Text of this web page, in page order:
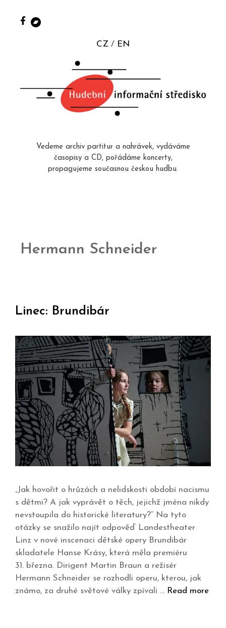
CZ EN
Vedeme archiv partitur a nahrávek, vydáváme
časopisy a CD, pořádáme koncerty,
propagujeme současnou českou hudbu.
Hermann Schneider
Linec: Brundibár
„Jak hovořit o hrůzách a nelidskosti období nacismu
s dětmi? A jak vyprávět o těch, jejichž jména nikdy
nevstoupila do historické literatury?“ Na tyto
otázky se snažilo najít odpověď Landestheater
Linz v nové inscenaci dětské opery Brundibár
skladatele Hanse Krásy, která měla premiéru
31. března. Dirigent Martin Braun a režisér
Hermann Schneider se rozhodli operu, kterou, jak
známo, za druhé světové války zpívali … Read more